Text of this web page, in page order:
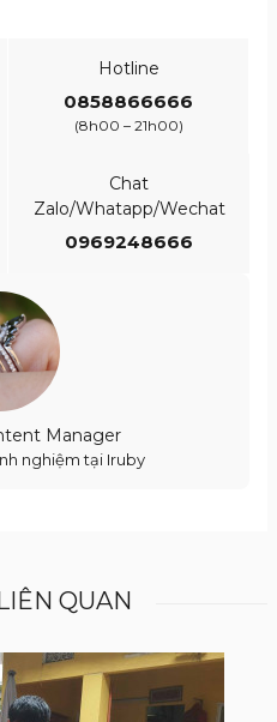
Hotline
0858866666
(8h00 – 21h00)
Chat
Zalo/Whatapp/Wechat
0969248666
Manager
nghiệm tại Iruby
QUAN